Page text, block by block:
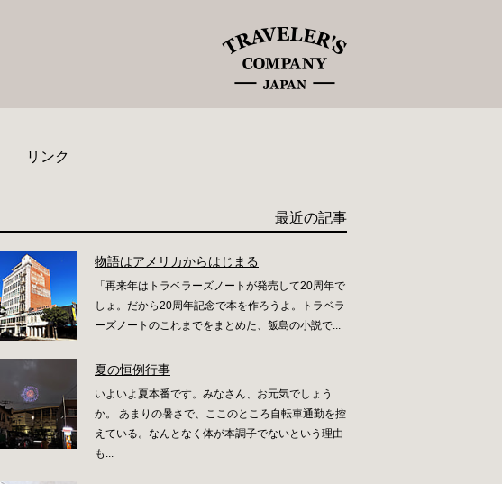
リンク
最近の記事
物語はアメリカからはじまる
「再来年はトラベラーズノートが発売して20周年で
しょ。だから20周年記念で本を作ろうよ。トラベラ
ーズノートのこれまでをまとめた、飯島の小説で...
夏の恒例行事
いよいよ夏本番です。みなさん、お元気でしょう
か。 あまりの暑さで、ここのところ自転車通勤を控
えている。なんとなく体が本調子でないという理由
も...